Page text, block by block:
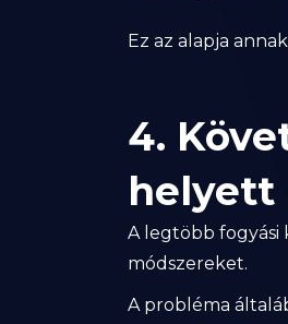
Ez az alapja
4.
helyett
A legtöbb
módszereket.
A probléma